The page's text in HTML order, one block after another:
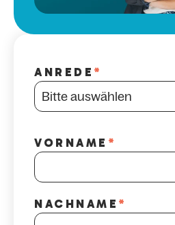
ANREDE *
VORNAME *
NACHNAME *